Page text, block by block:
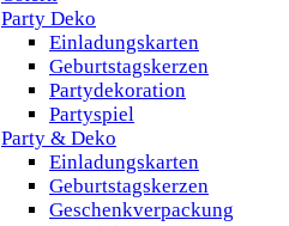
Party Deko
Einladungskarten
Geburtstagskerzen
Partydekoration
Partyspiel
Party & Deko
Einladungskarten
Geburtstagskerzen
Geschenkverpackung